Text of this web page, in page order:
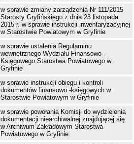
w sprawie zmiany zarządzenia Nr 111/2015
Starosty Gryfińskiego z dnia 23 listopada
2015 r. w sprawie instrukcji inwentaryzacyjnej
w Starostwie Powiatowym w Gryfinie
w sprawie ustalenia Regulaminu
wewnętrznego Wydziału Finansowo -
Księgowego Starostwa Powiatowego w
Gryfinie
w sprawie instrukcji obiegu i kontroli
dokumentów finansowo -księgowych w
Starostwie Powiatowym w Gryfinie
w sprawie powołania Komisji do wydzielenia
dokumentacji niearchiwalnej znajdującej się
w Archiwum Zakładowym Starostwa
Powiatowego w Gryfinie